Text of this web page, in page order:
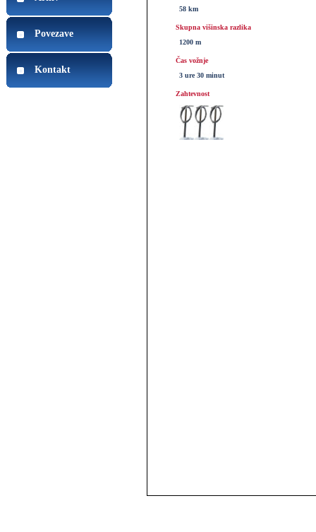
Povezave
Kontakt
58 km
Skupna višinska razlika
1200 m
Čas vožnje
3 ure 30 minut
Zahtevnost